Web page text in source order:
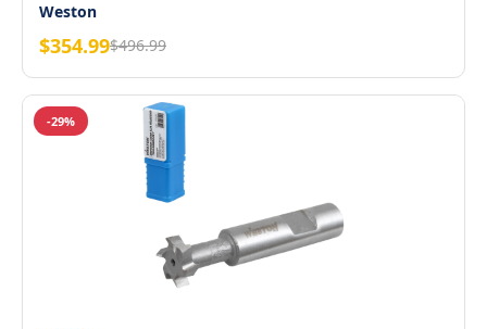
Weston
$354.99$496.99
-29%